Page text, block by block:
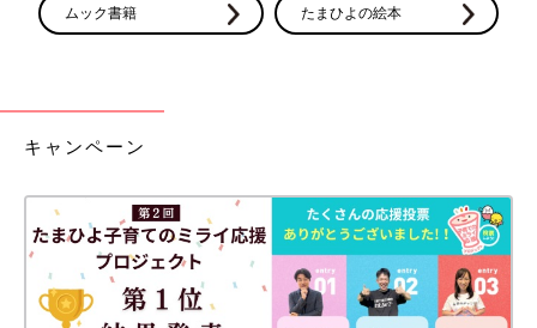
最も多く現れる副作用ですが、我慢できる程度の軽いもので、麻
低血圧
分娩中はあお向けの状態で長時間いるため、おなかの重みで静脈
神経に麻酔薬が作用することでさらに血圧が下がることがありま
す。処置が必要な場合は、血圧を上げる薬や酸素マスクで対処し
吐きけや嘔吐
ムック書籍 たまひよの絵本
キャンペーン